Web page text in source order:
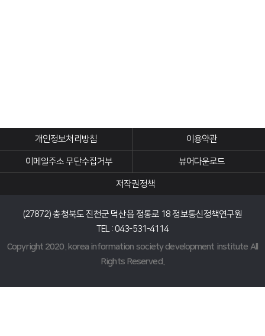
개인정보처리방침 이용약관
이메일주소 무단수집거부 뷰어다운로드
저작권정책
(27872) 충청북도 진천군 덕산읍 정통로 18 정보통신정책연구원
TEL : 043-531-4114
Copyright 2020. korea information society development institute All
Rights Reserved.